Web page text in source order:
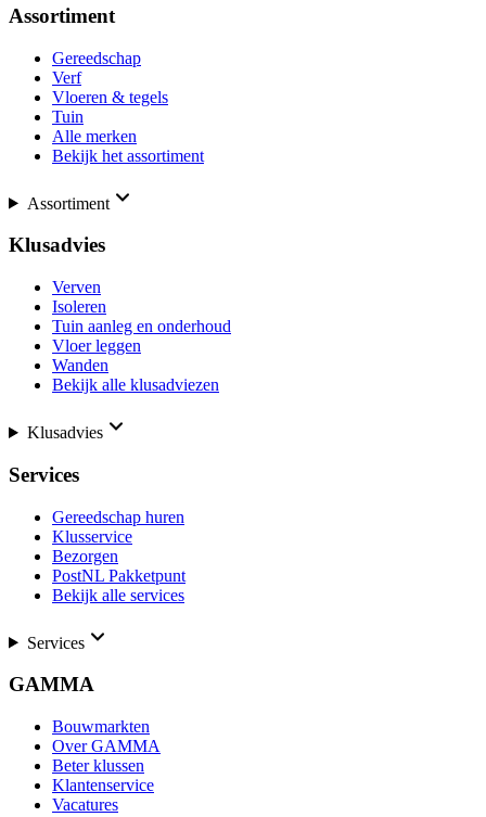
Assortiment
Gereedschap
Verf
Vloeren & tegels
Tuin
Alle merken
Bekijk het assortiment
Assortiment
Klusadvies
Verven
Isoleren
Tuin aanleg en onderhoud
Vloer leggen
Wanden
Bekijk alle klusadviezen
Klusadvies
Services
Gereedschap huren
Klusservice
Bezorgen
PostNL Pakketpunt
Bekijk alle services
Services
GAMMA
Bouwmarkten
Over GAMMA
Beter klussen
Klantenservice
Vacatures